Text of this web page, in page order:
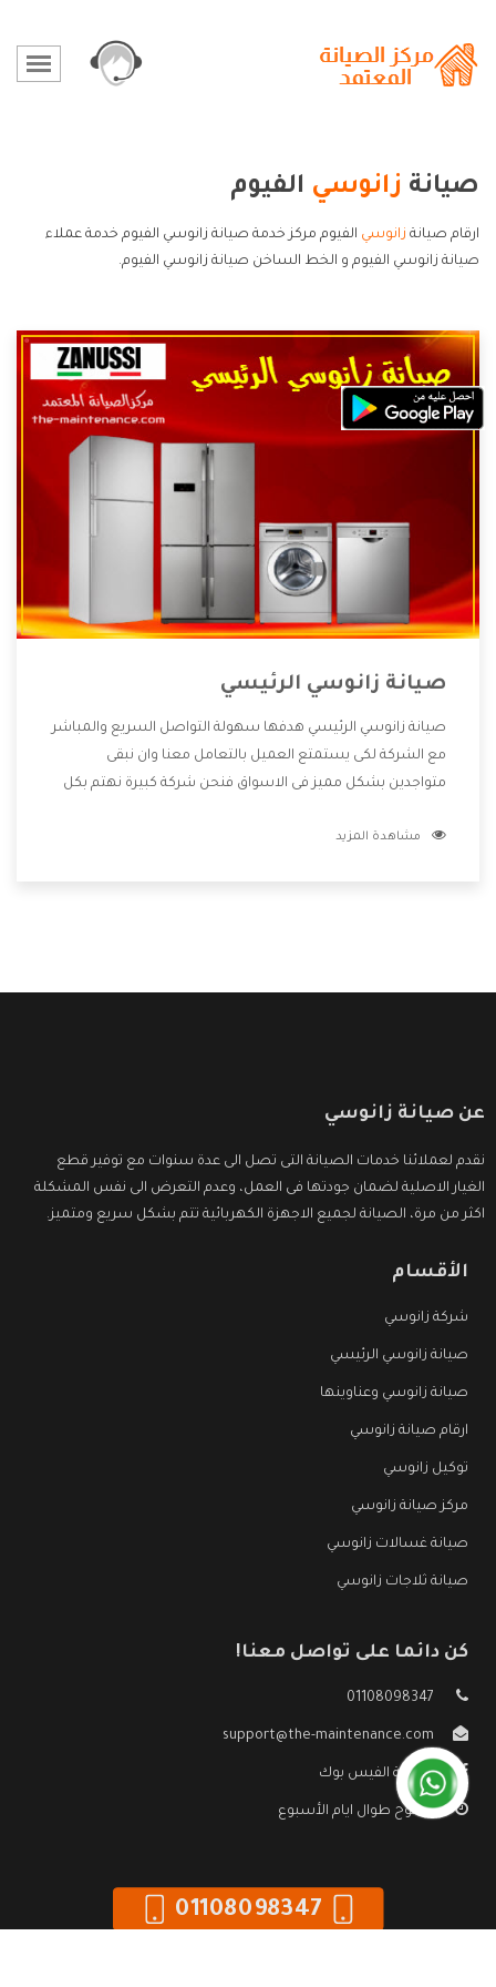
صيانة زانوسي الفيوم
ارقام صيانة زانوسي الفيوم مركز خدمة صيانة زانوسي الفيوم خدمة عملاء
صيانة زانوسي الفيوم و الخط الساخن صيانة زانوسي الفيوم.
صيانة زانوسي الرئيسي
صيانة زانوسي الرئيسي هدفها سهولة التواصل السريع والمباشر
مع الشركة لكى يستمتع العميل بالتعامل معنا وان نبقى
متواجدين بشكل مميز فى الاسواق فنحن شركة كبيرة نهتم بكل
الشركة بها والتى تكون منها خدمة الصيانة التى تكون من أهم
مشاهدة المزيد
عن صيانة زانوسي
نقدم لعملائنا خدمات الصيانة التى تصل الى عدة سنوات مع توفير قطع
الغيار الاصلية لضمان جودتها فى العمل، وعدم التعرض الى نفس المشكلة
اكثر من مرة، الصيانة لجميع الاجهزة الكهربائية تتم بشكل سريع ومتميز.
الأقسام
شركة زانوسي
صيانة زانوسي الرئيسي
صيانة زانوسي وعناوينها
ارقام صيانة زانوسي
توكيل زانوسي
مركز صيانة زانوسي
صيانة غسالات زانوسي
صيانة ثلاجات زانوسي
كن دائما على تواصل معنا!
01108098347
support@the-maintenance.com
صفحة الفيس بوك
مفتوح طوال ايام الأسبوع
01108098347